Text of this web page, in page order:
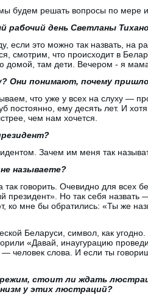
будем решать вопросы по мере
рабочий день Светланы
это можно так назвать, на
смотрим, что происходит в
домой, там дети. Вечером - я
Они понимают, почему
что уже у всех на слуху —
постоянно, ему десять лет. И
чем нам хочется.
Зачем им меня так
называете?
говорить. Очевидно для всех
Но так себя назвать
ко мне бы обратились: «Ты же
Беларуси, символ, как
«Давай, инаугурацию
человек слова. И если ты
стоит ли ждать
у этих люстраций?